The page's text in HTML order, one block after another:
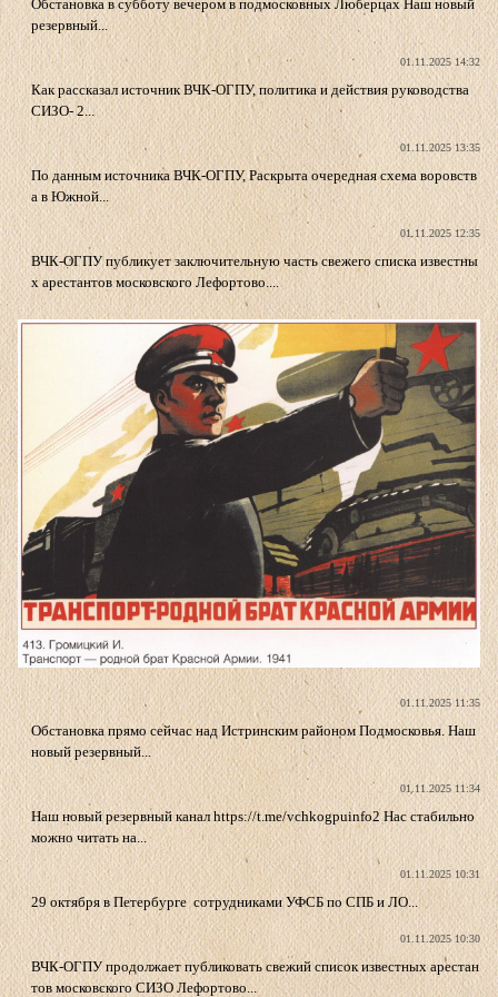
Обстановка в субботу вечером в подмосковных Люберцах Наш новый
резервный...
01.11.2025 14:32
Как рассказал источник ВЧК-ОГПУ, политика и действия руководства
СИЗО- 2...
01.11.2025 13:35
По данным источника ВЧК-ОГПУ, Раскрыта очередная схема воровств
а в Южной...
01.11.2025 12:35
ВЧК-ОГПУ публикует заключительную часть свежего списка известны
х арестантов московского Лефортово....
01.11.2025 11:35
Обстановка прямо сейчас над Истринским районом Подмосковья. Наш
новый резервный...
01.11.2025 11:34
Наш новый резервный канал https://t.me/vchkogpuinfo2 Нас стабильно
можно читать на...
01.11.2025 10:31
29 октября в Петербурге сотрудниками УФСБ по СПБ и ЛО...
01.11.2025 10:30
ВЧК-ОГПУ продолжает публиковать свежий список известных арестан
тов московского СИЗО Лефортово...